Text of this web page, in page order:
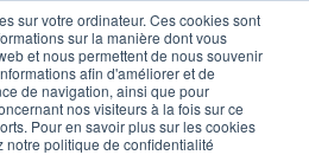
sur votre ordinateur. Ces cookies sont
sur la manière dont vous
et nous permettent de nous souvenir
afin d'améliorer et de
de navigation, ainsi que pour
nos visiteurs à la fois sur ce
Pour en savoir plus sur les cookies
politique de confidentialité
» Blog SEO»